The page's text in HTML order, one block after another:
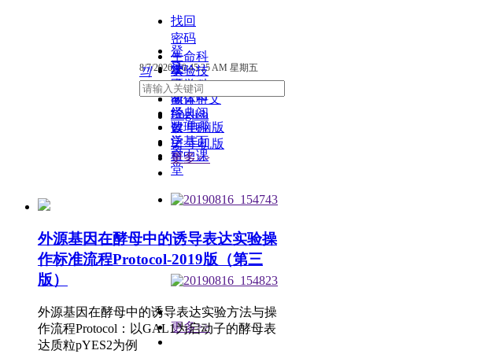
找回
密码
登
录
注
册
8/7/2026, 10:45:26 AM 星期五
简体中文
English
넡 电脑版
넓 手机版
生命科
学
实验技
术
医学科
学
教育科
学
经典阅
读
数理科
学
泛基百
科
空中课
堂
끠
更多>>
更多>>
外源基因在酵母中的诱导表达实验操
作标准流程Protocol-2019版（第三
版）
外源基因在酵母中的诱导表达实验方法与操
作流程Protocol：以GAL1为启动子的酵母表
达质粒pYES2为例